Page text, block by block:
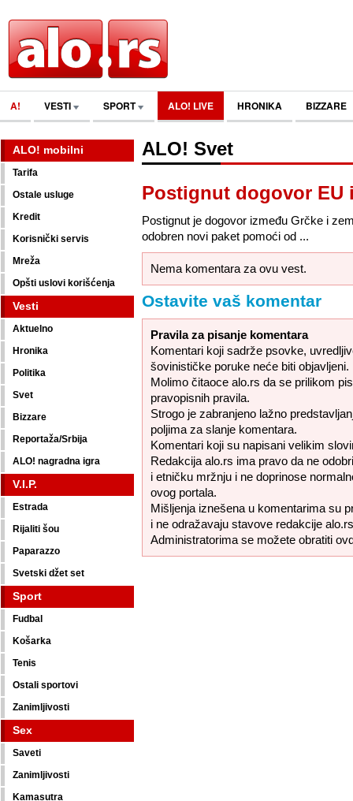
A! VESTI SPORT ALO! LIVE HRONIKA BIZZARE
ALO! mobilni
Tarifa
Ostale usluge
Kredit
Korisnički servis
Mreža
Opšti uslovi korišćenja
Vesti
Aktuelno
Hronika
Politika
Svet
Bizzare
Reportaža/Srbija
ALO! nagradna igra
V.I.P.
Estrada
Rijaliti šou
Paparazzo
Svetski džet set
Sport
Fudbal
Košarka
Tenis
Ostali sportovi
Zanimljivosti
Sex
Saveti
Zanimljivosti
Kamasutra
ALO! Svet
Postignut dogovor EU
Postignut je dogovor između Grčke i
odobren novi paket pomoći od ...
Nema komentara za ovu vest.
Ostavite vaš komentar
Pravila za pisanje komentara
Komentari koji sadrže psovke,
šovinističke poruke neće biti objavljeni.
Molimo čitaoce alo.rs da se prilikom
pravopisnih pravila.
Strogo je zabranjeno lažno
poljima za slanje komentara.
Komentari koji su napisani velikim
Redakcija alo.rs ima pravo da ne
i etničku mržnju i ne doprinose
ovog portala.
Mišljenja iznešena u komentarima su
i ne odražavaju stavove redakcije
Administratorima se možete obratiti